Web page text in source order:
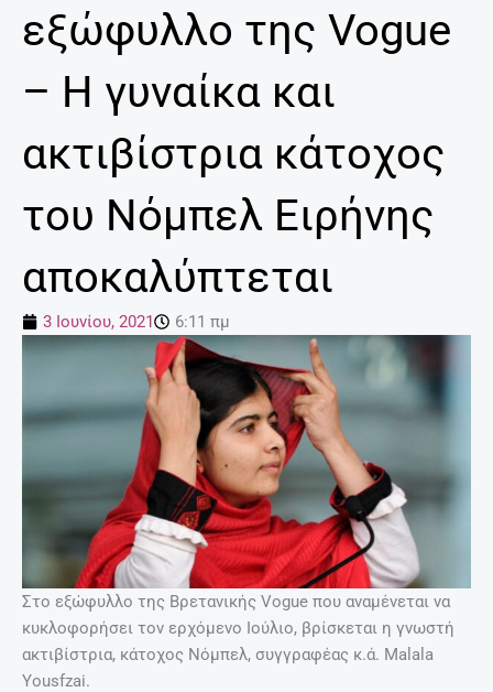
εξώφυλλο της Vogue
– Η γυναίκα και
ακτιβίστρια κάτοχος
του Νόμπελ Ειρήνης
αποκαλύπτεται
3 Ιουνίου, 2021 6:11 πμ
Στο εξώφυλλο της Βρετανικής Vogue που αναμένεται να
κυκλοφορήσει τον ερχόμενο Ιούλιο, βρίσκεται η γνωστή
ακτιβίστρια, κάτοχος Νόμπελ, συγγραφέας κ.ά. Malala
Yousfzai.